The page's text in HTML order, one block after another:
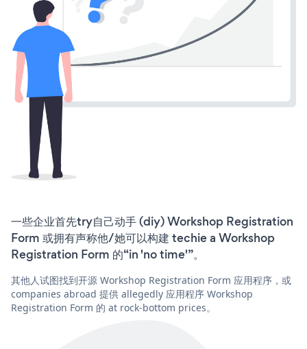
一些企业首先try自己动手 (diy) Workshop Registration
Form 或拥有声称他/她可以构建 techie a Workshop
Registration Form 的“in 'no time'”。
其他人试图找到开源 Workshop Registration Form 应用程序，或
companies abroad 提供 allegedly 应用程序 Workshop
Registration Form 的 at rock-bottom prices。